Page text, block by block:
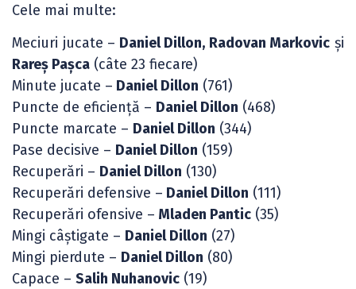
Cele mai multe:
Meciuri jucate – Daniel Dillon, Radovan Markovic și
Rareș Pașca (câte 23 fiecare)
Minute jucate – Daniel Dillon (761)
Puncte de eficiență – Daniel Dillon (468)
Puncte marcate – Daniel Dillon (344)
Pase decisive – Daniel Dillon (159)
Recuperări – Daniel Dillon (130)
Recuperări defensive – Daniel Dillon (111)
Recuperări ofensive – Mladen Pantic (35)
Mingi câștigate – Daniel Dillon (27)
Mingi pierdute – Daniel Dillon (80)
Capace – Salih Nuhanovic (19)